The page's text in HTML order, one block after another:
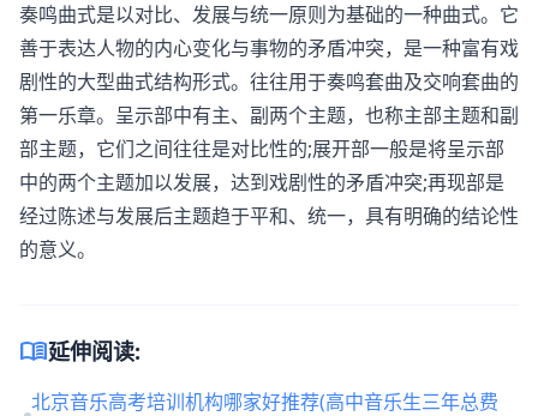
奏鸣曲式是以对比、发展与统一原则为基础的一种曲式。它
善于表达人物的内心变化与事物的矛盾冲突，是一种富有戏
剧性的大型曲式结构形式。往往用于奏鸣套曲及交响套曲的
第一乐章。呈示部中有主、副两个主题，也称主部主题和副
部主题，它们之间往往是对比性的;展开部一般是将呈示部
中的两个主题加以发展，达到戏剧性的矛盾冲突;再现部是
经过陈述与发展后主题趋于平和、统一，具有明确的结论性
的意义。
menu_book延伸阅读:
北京音乐高考培训机构哪家好推荐(高中音乐生三年总费